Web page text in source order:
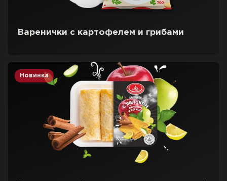
Варенички с картофелем и грибами
Новинка